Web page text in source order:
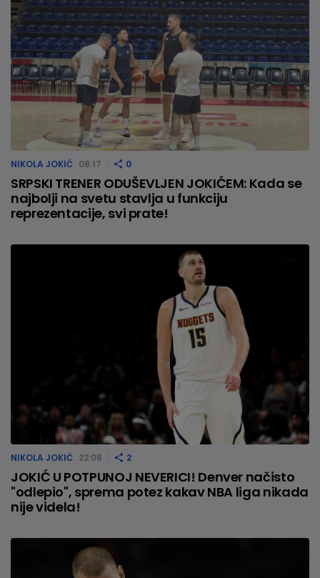
NIKOLA JOKIĆ 08:17 0
SRPSKI TRENER ODUŠEVLJEN JOKIĆEM: Kada se
najbolji na svetu stavlja u funkciju
reprezentacije, svi prate!
NIKOLA JOKIĆ 22:08 2
JOKIĆ U POTPUNOJ NEVERICI! Denver načisto
"odlepio", sprema potez kakav NBA liga nikada
nije videla!